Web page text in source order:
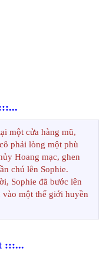
một cửa hàng mũ,
phải lòng một phù
Hoang mạc, ghen
chú lên Sophie.
Sophie đã bước lên
một thế giới huyền
:::...